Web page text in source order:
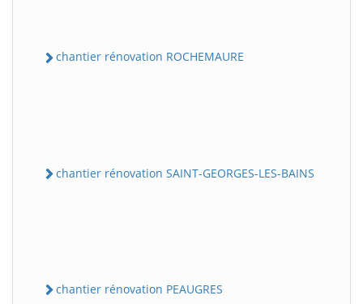
chantier rénovation ROCHEMAURE
chantier rénovation SAINT-GEORGES-LES-BAINS
chantier rénovation PEAUGRES